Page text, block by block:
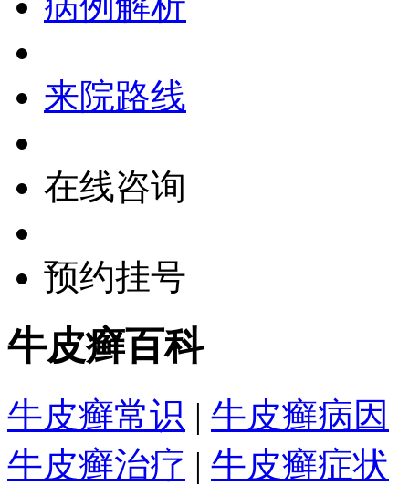
来院路线
在线咨询
预约挂号
牛皮癣百科
牛皮癣常识 | 牛皮癣病因
牛皮癣治疗 | 牛皮癣症状